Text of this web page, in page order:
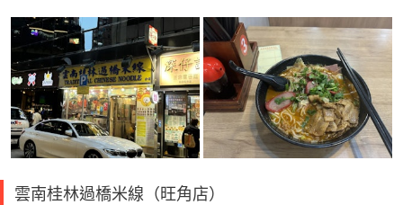
雲南桂林過橋米線（旺角店）